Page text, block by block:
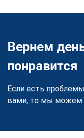
Вернем
понравится
Если есть
вами, то мы можем